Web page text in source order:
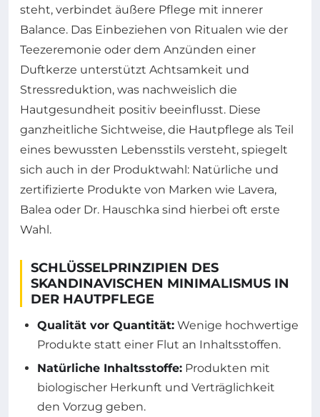
steht, verbindet äußere Pflege mit innerer
Balance. Das Einbeziehen von Ritualen wie der
Teezeremonie oder dem Anzünden einer
Duftkerze unterstützt Achtsamkeit und
Stressreduktion, was nachweislich die
Hautgesundheit positiv beeinflusst. Diese
ganzheitliche Sichtweise, die Hautpflege als Teil
eines bewussten Lebensstils versteht, spiegelt
sich auch in der Produktwahl: Natürliche und
zertifizierte Produkte von Marken wie Lavera,
Balea oder Dr. Hauschka sind hierbei oft erste
Wahl.
SCHLÜSSELPRINZIPIEN DES
SKANDINAVISCHEN MINIMALISMUS IN
DER HAUTPFLEGE
Qualität vor Quantität: Wenige hochwertige
Produkte statt einer Flut an Inhaltsstoffen.
Natürliche Inhaltsstoffe: Produkten mit
biologischer Herkunft und Verträglichkeit
den Vorzug geben.